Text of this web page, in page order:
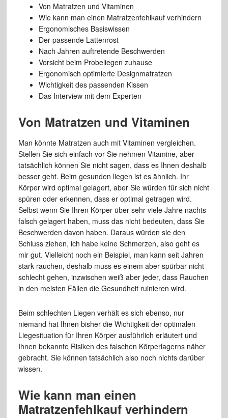
Von Matratzen und Vitaminen
Wie kann man einen Matratzenfehlkauf verhindern
Ergonomisches Basiswissen
Der passende Lattenrost
Nach Jahren auftretende Beschwerden
Vorsicht beim Probeliegen zuhause
Ergonomisch optimierte Designmatratzen
Wichtigkeit des passenden Kissen
Das Interview mit dem Experten
Von Matratzen und Vitaminen
Man könnte Matratzen auch mit Vitaminen vergleichen.
Stellen Sie sich einfach vor Sie nehmen Vitamine, aber
tatsächlich können Sie nicht sagen, dass es Ihnen deshalb
besser geht. Beim gesunden liegen ist es ähnlich. Ihr
Körper wird optimal gelagert, aber Sie würden für sich nicht
spüren oder erkennen, dass er optimal getragen wird.
Selbst wenn Sie Ihren Körper über sehr viele Jahre nachts
falsch gelagert haben, muss das nicht bedeuten, dass Sie
Beschwerden davon haben. Daraus würden sie den
Schluss ziehen, ich habe keine Schmerzen, also geht es
mir gut. Vielleicht noch ein Beispiel, man kann seit Jahren
stark rauchen, deshalb muss es einem aber spürbar nicht
schlecht gehen, inzwischen weiß aber jeder, dass Rauchen
in den meisten Fällen die Gesundheit ruinieren wird.
Beim schlechten Liegen verhält es sich ebenso, nur
niemand hat Ihnen bisher die Wichtigkeit der optimalen
Liegesituation für Ihren Körper ausführlich erläutert und
Ihnen bekannte Risiken des falschen Körperlagerns näher
gebracht. Sie können tatsächlich also noch nichts darüber
wissen.
Wie kann man einen
Matratzenfehlkauf verhindern